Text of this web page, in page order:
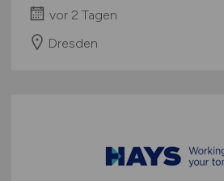
vor 2 Tagen
Dresden